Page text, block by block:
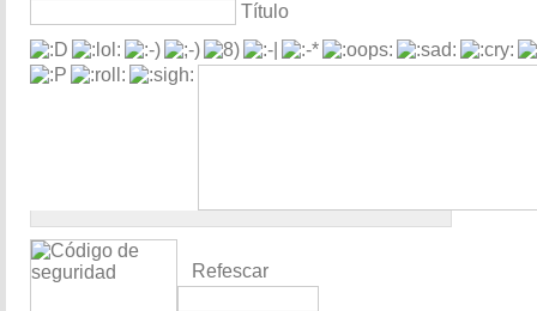
Título
Refescar